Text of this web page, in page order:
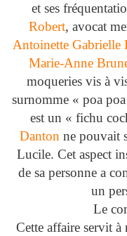
et ses
Robert, avocat
Antoinette Gabrielle
Marie-Anne
moqueries vis à
surnomme « poa
est un « fichu
Danton ne pouvait
Lucile. Cet aspect
de sa personne a
un
Le
Cette affaire servit à